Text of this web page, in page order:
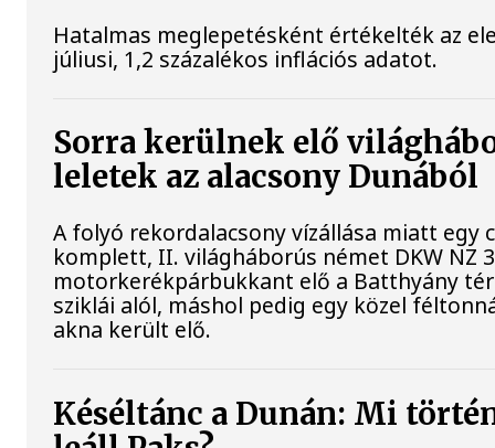
Hatalmas meglepetésként értékelték az
júliusi, 1,2 százalékos inflációs adatot.
Sorra kerülnek elő
leletek az alacsony Dunából
A folyó rekordalacsony vízállása miatt egy
komplett, II. világháborús német DKW NZ
motorkerékpárbukkant elő a Batthyány
sziklái alól, máshol pedig egy közel
akna került elő.
Késéltánc a Dunán: Mi